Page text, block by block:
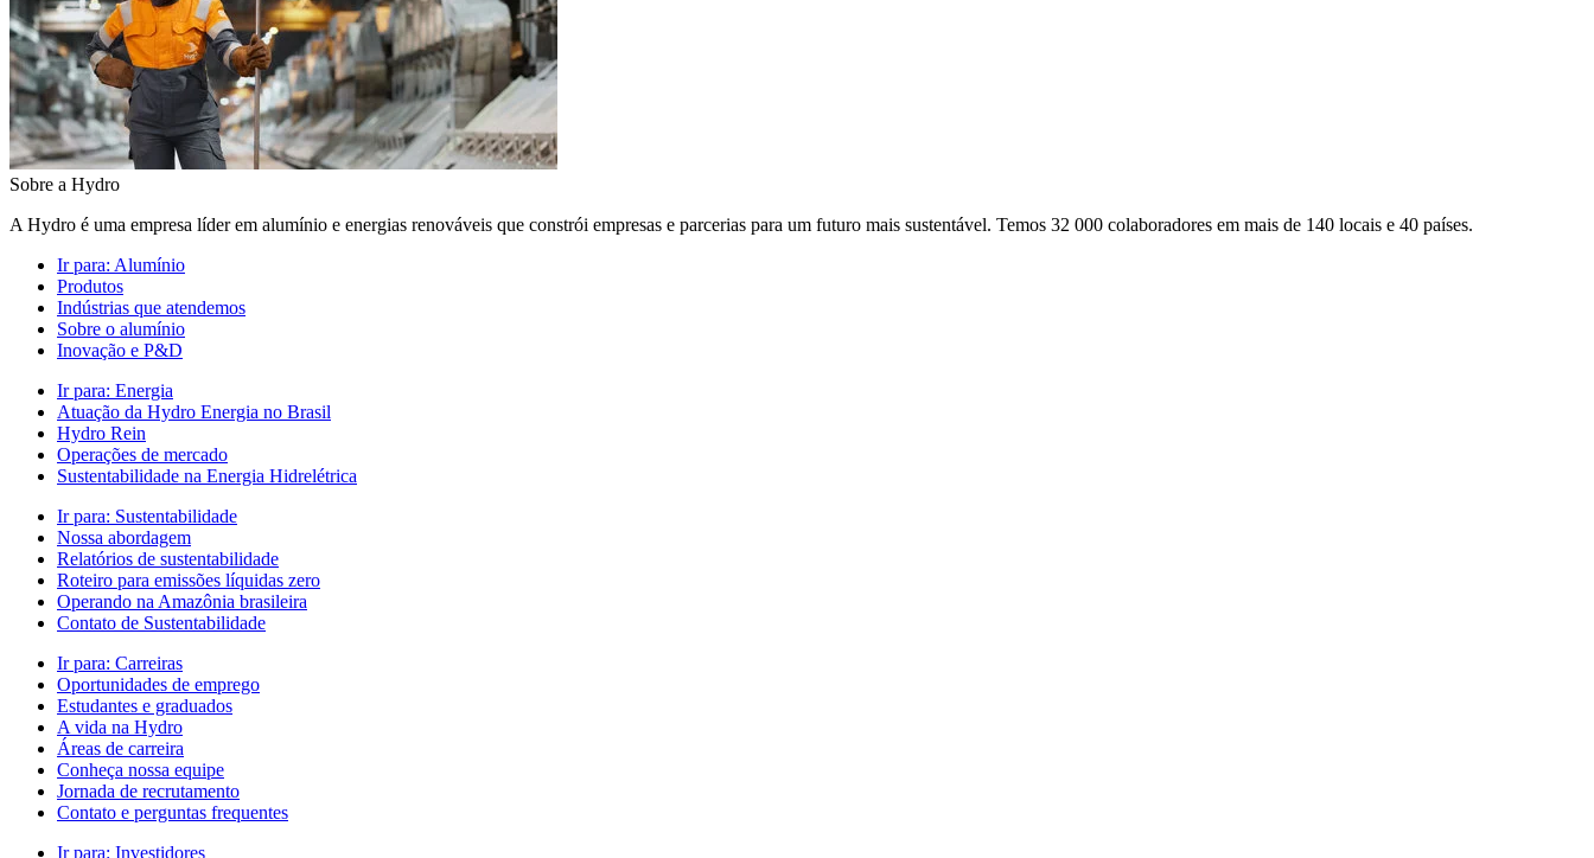
Sobre a Hydro
A Hydro é uma empresa líder em alumínio e energias renováveis que constrói empresas e parcerias para um futuro mais sustentável. Temos 32 000 colaboradores em mais de 140 locais e 40 países.
Ir para: Alumínio
Produtos
Indústrias que atendemos
Sobre o alumínio
Inovação e P&D
Ir para: Energia
Atuação da Hydro Energia no Brasil
Hydro Rein
Operações de mercado
Sustentabilidade na Energia Hidrelétrica
Ir para: Sustentabilidade
Nossa abordagem
Relatórios de sustentabilidade
Roteiro para emissões líquidas zero
Operando na Amazônia brasileira
Contato de Sustentabilidade
Ir para: Carreiras
Oportunidades de emprego
Estudantes e graduados
A vida na Hydro
Áreas de carreira
Conheça nossa equipe
Jornada de recrutamento
Contato e perguntas frequentes
Ir para: Investidores